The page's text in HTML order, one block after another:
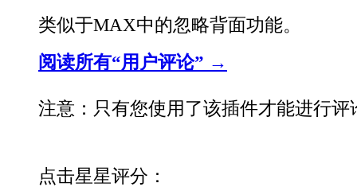
类似于MAX中的忽略背面功能。
阅读所有“用户评论” →
注意：只有您使用了该插件才能进行评
点击星星评分：